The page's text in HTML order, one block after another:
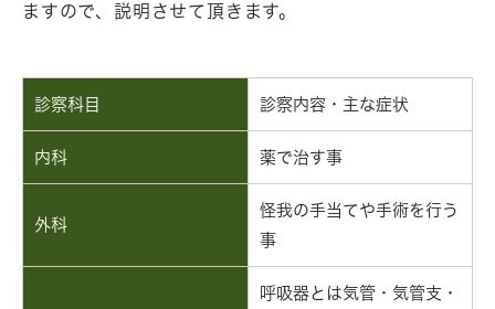
ますので、説明させて頂きます。
診察科目 診察内容・主な症状
内科 薬で治す事
外科
怪我の手当てや手術を行う
事
呼吸器とは気管・気管支・